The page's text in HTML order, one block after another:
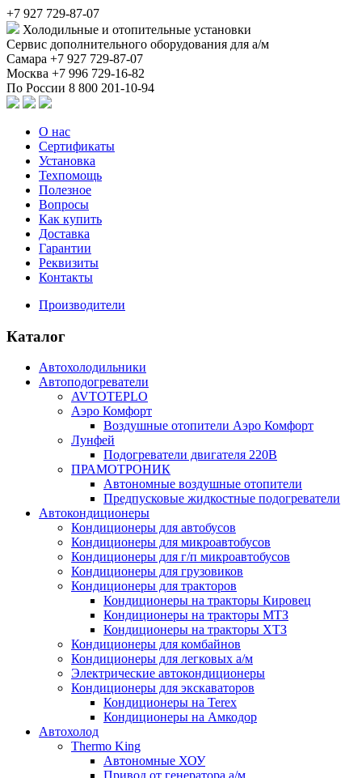
+7 927 729-87-07
Холодильные и отопительные установки
Сервис дополнительного оборудования для а/м
Самара +7 927 729-87-07
Москва +7 996 729-16-82
По России 8 800 201-10-94
О нас
Сертификаты
Установка
Техпомощь
Полезное
Вопросы
Как купить
Доставка
Гарантии
Реквизиты
Контакты
Производители
Каталог
Автохолодильники
Автоподогреватели
AVTOTEPLO
Аэро Комфорт
Воздушные отопители Аэро Комфорт
Лунфей
Подогреватели двигателя 220В
ПРАМОТРОНИК
Автономные воздушные отопители
Предпусковые жидкостные подогреватели
Автокондиционеры
Кондиционеры для автобусов
Кондиционеры для микроавтобусов
Кондиционеры для г/п микроавтобусов
Кондиционеры для грузовиков
Кондиционеры для тракторов
Кондиционеры на тракторы Кировец
Кондиционеры на тракторы МТЗ
Кондиционеры на тракторы ХТЗ
Кондиционеры для комбайнов
Кондиционеры для легковых а/м
Электрические автокондиционеры
Кондиционеры для экскаваторов
Кондиционеры на Terex
Кондиционеры на Амкодор
Автохолод
Thermo King
Автономные ХОУ